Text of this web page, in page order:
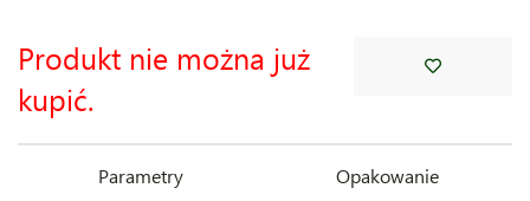
Produkt nie można już
kupić.
Parametry Opakowanie